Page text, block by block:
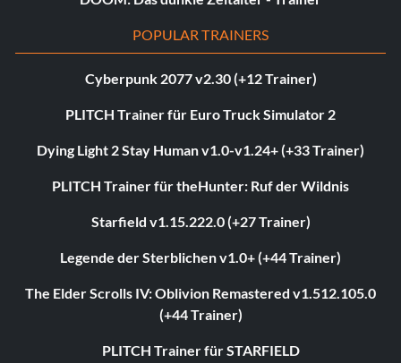
POPULAR TRAINERS
Cyberpunk 2077 v2.30 (+12 Trainer)
PLITCH Trainer für Euro Truck Simulator 2
Dying Light 2 Stay Human v1.0-v1.24+ (+33 Trainer)
PLITCH Trainer für theHunter: Ruf der Wildnis
Starfield v1.15.222.0 (+27 Trainer)
Legende der Sterblichen v1.0+ (+44 Trainer)
The Elder Scrolls IV: Oblivion Remastered v1.512.105.0
(+44 Trainer)
PLITCH Trainer für STARFIELD